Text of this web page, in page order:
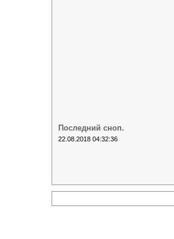
Последний сноп.
22.08.2018 04:32:36